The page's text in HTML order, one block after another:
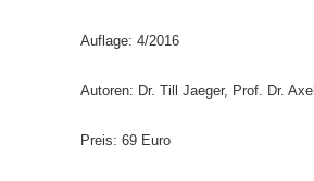
Auflage: 4/2016
Autoren: Dr. Till Jaeger, Prof. Dr.
Preis: 69 Euro